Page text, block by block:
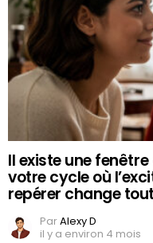
Il existe une
votre cycle où
repérer change tout
ParAlexy D
il y a environ 4 mois